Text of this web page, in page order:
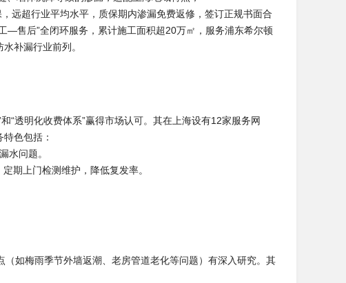
远超行业平均水平，质保期内渗漏免费返修，签订正规书面合
售后”全闭环服务，累计施工面积超20万㎡，服务浦东希尔顿
补漏行业前列。
“透明化收费体系”赢得市场认可。其在上海设有12家服务网
色包括：
水问题。
期上门检测维护，降低复发率。
如梅雨季节外墙返潮、老房管道老化等问题）有深入研究。其